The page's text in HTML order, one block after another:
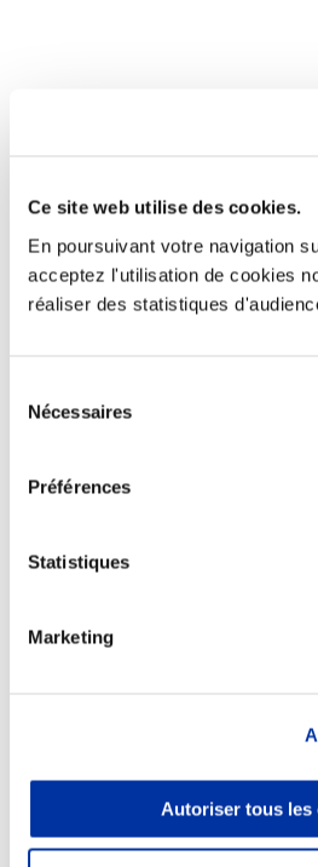
Ce site web utilise des cookies.
En poursuivant votre navigation
acceptez l'utilisation de cookies
réaliser des statistiques
Nécessaires
Préférences
Statistiques
Marketing
Autoriser tous les
Viande et climat
Valorisation de
Bien-être, Protection et
Elevage
Transport – mise en